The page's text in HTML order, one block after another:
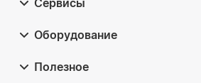
Сервисы
Оборудование
Полезное